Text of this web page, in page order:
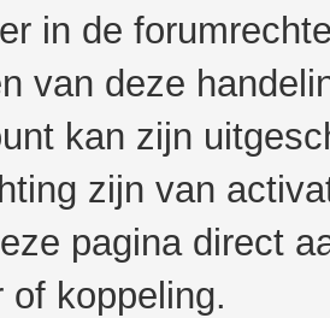
in de
van deze
kan zijn
zijn van
pagina direct
of koppeling.